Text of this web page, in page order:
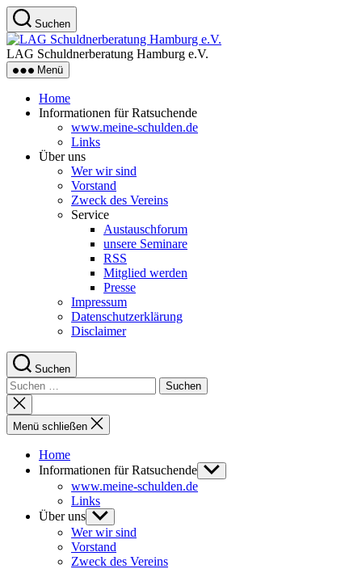
Zum
Inhalt
springen
Suchen
LAG Schuldnerberatung Hamburg e.V.
Menü
Home
Informationen für Ratsuchende
www.meine-schulden.de
Links
Über uns
Wer wir sind
Vorstand
Zweck des Vereins
Service
Austauschforum
unsere Seminare
RSS
Mitglied werden
Presse
Impressum
Datenschutzerklärung
Disclaimer
Suchen
Suchen
nach:
Suche
schließen
Menü schließen
Home
Informationen für Ratsuchende Untermenü
anzeigen
www.meine-schulden.de
Links
Über uns Untermenü
anzeigen
Wer wir sind
Vorstand
Zweck des Vereins